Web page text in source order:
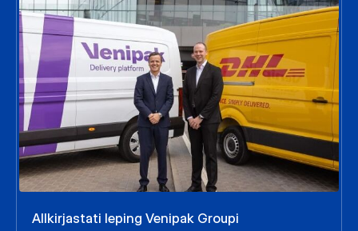
Allkirjastati leping Venipak Groupi